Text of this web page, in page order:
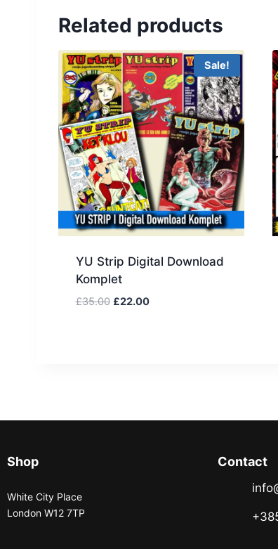
Related products
Sale!
YU Strip Digital Download
Komplet
£35.00 £22.00
Shop
White City Place
London W12 7TP
Contact